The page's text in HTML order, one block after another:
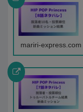
mariri-express.com